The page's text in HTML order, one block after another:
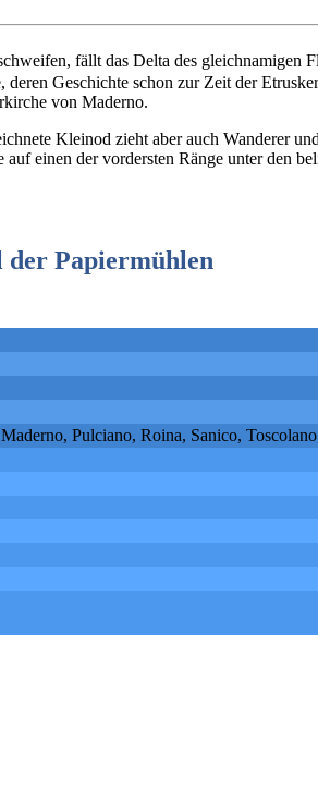
fällt das Delta des gleichnamigen
Geschichte schon zur Zeit der
von Maderno.
Kleinod zieht aber auch Wanderer
einen der vordersten Ränge unter den
der Papiermühlen
Pulciano, Roina, Sanico,